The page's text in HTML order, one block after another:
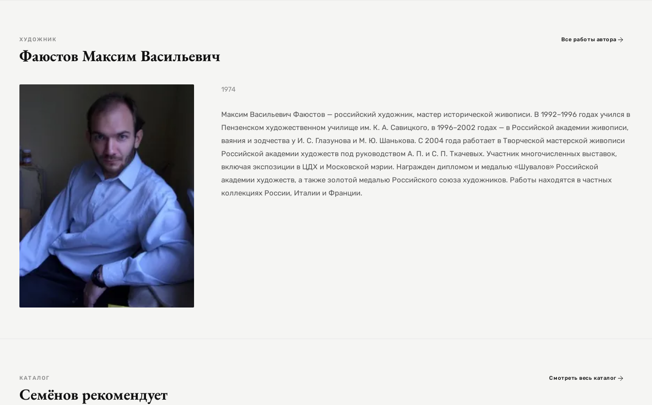
ХУДОЖНИК
Фаюстов Максим Васильевич
Все работы автора
1974
Максим Васильевич Фаюстов — российский художник, мастер исторической живописи. В 1992–1996 годах учился в
Пензенском художественном училище им. К. А. Савицкого, в 1996–2002 годах — в Российской академии живописи,
ваяния и зодчества у И. С. Глазунова и М. Ю. Шанькова. С 2004 года работает в Творческой мастерской живописи
Российской академии художеств под руководством А. П. и С. П. Ткачевых. Участник многочисленных выставок,
включая экспозиции в ЦДХ и Московской мэрии. Награжден дипломом и медалью «Шувалов» Российской
академии художеств, а также золотой медалью Российского союза художников. Работы находятся в частных
коллекциях России, Италии и Франции.
КАТАЛОГ
Семёнов рекомендует
Смотреть весь каталог